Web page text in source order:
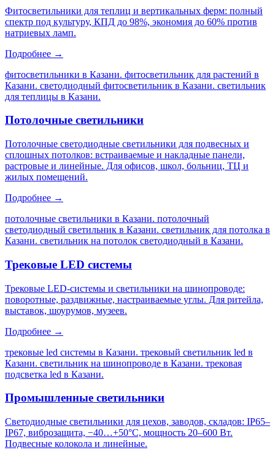
Фитосветильники для теплиц и вертикальных ферм: полный
спектр под культуру, КПД до 98%, экономия до 60% против
натриевых ламп.
Подробнее →
фитосветильники в Казани. фитосветильник для растений в
Казани. светодиодный фитосветильник в Казани. светильник
для теплицы в Казани.
Потолочные светильники
Потолочные светодиодные светильники для подвесных и
сплошных потолков: встраиваемые и накладные панели,
растровые и линейные. Для офисов, школ, больниц, ТЦ и
жилых помещений.
Подробнее →
потолочные светильники в Казани. потолочный
светодиодный светильник в Казани. светильник для потолка в
Казани. светильник на потолок светодиодный в Казани.
Трековые LED системы
Трековые LED-системы и светильники на шинопроводе:
поворотные, раздвижные, настраиваемые углы. Для ритейла,
выставок, шоурумов, музеев.
Подробнее →
трековые led системы в Казани. трековый светильник led в
Казани. светильник на шинопроводе в Казани. трековая
подсветка led в Казани.
Промышленные светильники
Светодиодные светильники для цехов, заводов, складов: IP65–
IP67, виброзащита, −40…+50°C, мощность 20–600 Вт.
Подвесные колокола и линейные.